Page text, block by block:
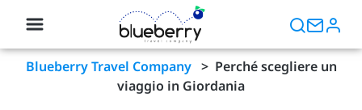
Blueberry Travel Company> Perché scegliere un
viaggio in Giordania